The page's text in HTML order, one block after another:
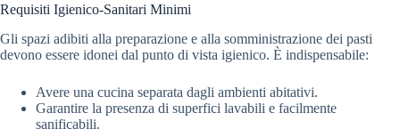
Requisiti Igienico-Sanitari Minimi
Gli spazi adibiti alla preparazione e alla somministrazione dei pasti
devono essere idonei dal punto di vista igienico. È indispensabile:
Avere una cucina separata dagli ambienti abitativi.
Garantire la presenza di superfici lavabili e facilmente
sanificabili.